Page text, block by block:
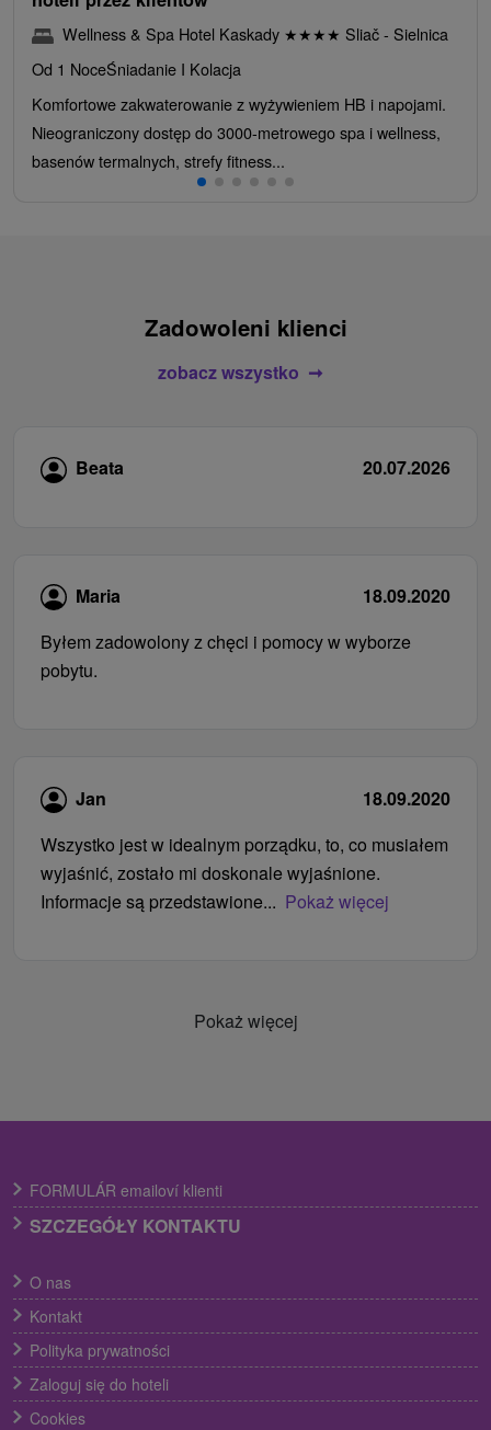
Wellness & Spa Hotel Kaskady ★★★★ Sliač - Sielnica
Od 1 NoceŚniadanie I Kolacja
Komfortowe zakwaterowanie z wyżywieniem HB i napojami.
Nieograniczony dostęp do 3000-metrowego spa i wellness,
basenów termalnych, strefy fitness...
Zadowoleni klienci
zobacz wszystko
Beata 20.07.2026
Maria
18.09.2020
Byłem zadowolony z chęci i pomocy w wyborze
pobytu.
Jan
18.09.2020
Wszystko jest w idealnym porządku, to, co musiałem
wyjaśnić, zostało mi doskonale wyjaśnione.
Informacje są przedstawione... Pokaż więcej
Pokaż więcej
FORMULÁR emailoví klienti
SZCZEGÓŁY KONTAKTU
O nas
Kontakt
Polityka prywatności
Zaloguj się do hoteli
Cookies